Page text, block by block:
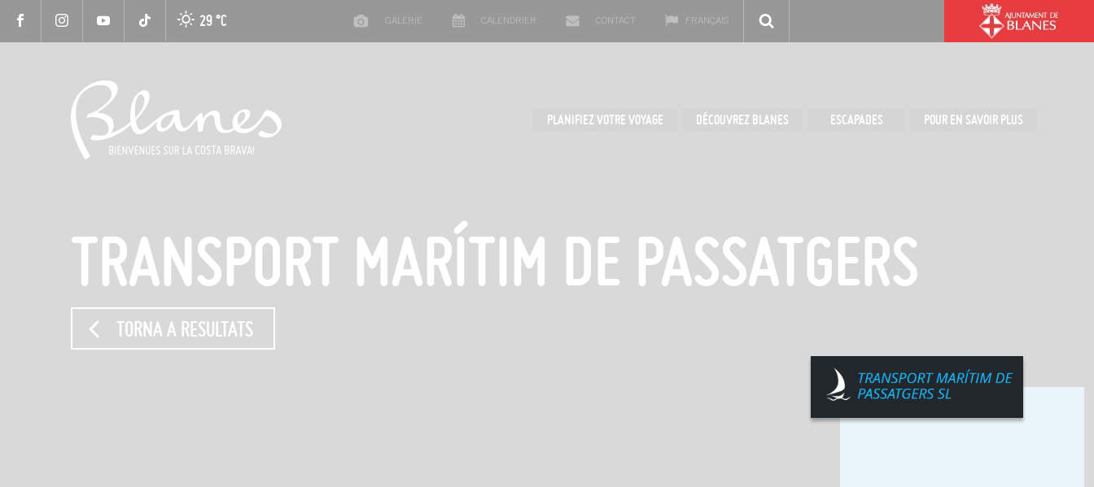
29 °C GALERIE CALENDRIER CONTACT FRANÇAIS
PLANIFIEZ VOTRE VOYAGE DÉCOUVREZ BLANES ESCAPADES POUR EN SAVOIR PLUS
TRANSPORT MARÍTIM DE PASSATGERS
TORNA A RESULTATS